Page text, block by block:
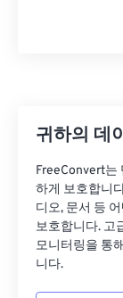
귀하의 데
FreeConvert는
하게 보호합니
디오, 문서 등
보호합니다. 고
모니터링을 통
니다.